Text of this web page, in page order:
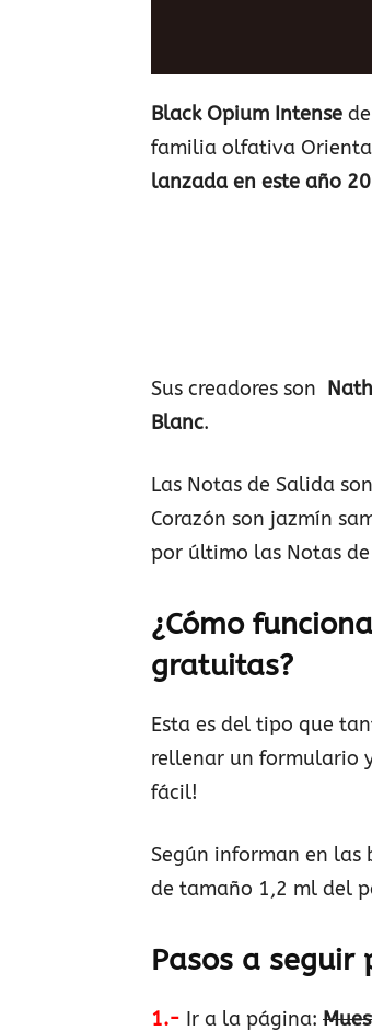
Black Opium Intense de
familia olfativa
lanzada en este año
Sus creadores son
Blanc.
Las Notas de Salida
Corazón son jazmín
por último las Notas
¿Cómo
gratuitas?
Esta es del tipo que
rellenar un formulario
fácil!
Según informan en las
de tamaño 1,2 ml del
Pasos a
1.- Ir a la página: